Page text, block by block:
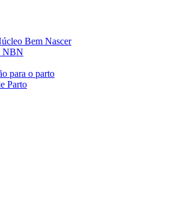
Bem Nascer
NBN
para o parto
Parto